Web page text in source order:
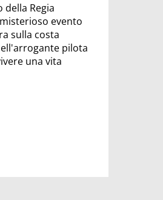
della Regia
evento
sulla costa
pilota
una vita